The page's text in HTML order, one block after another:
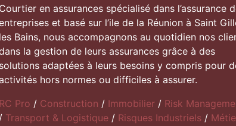
Courtier en assurances spécialisé dans l’assurance
et basé sur l’ile de la Réunion à Saint
les Bains, nous accompagnons au quotidien nos
la gestion de leurs assurances grâce à des
solutions adaptées à leurs besoins y compris pour
hors normes ou difficiles à assurer.
RC Pro / Construction / Immobilier / Risk
/ Transport & Logistique / Risques Industriels /